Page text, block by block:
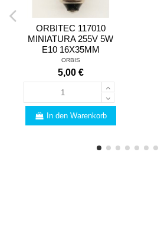
ORBITEC 117010
MINIATURA 255V 5W
E10 16X35MM
ORBIS
5,00 €
In den Warenkorb